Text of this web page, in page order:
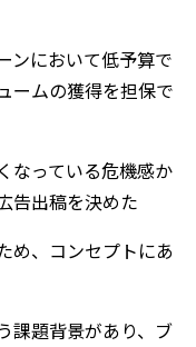
ンにおいて低予算で
ームの獲得を担保で
なっている危機感か
告出稿を決めた
め、コンセプトにあ
課題背景があり、ブ